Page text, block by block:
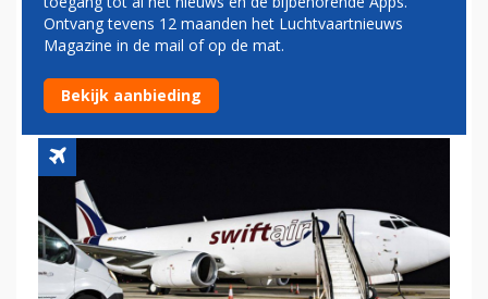
BOEING 737 NEERGESTORT
BIJ WOONCOMPLEX IN
LITOUWEN
Ontvang tevens 12 maanden het Luchtvaartnieuws
Magazine in de mail of op de mat.
Bekijk aanbieding